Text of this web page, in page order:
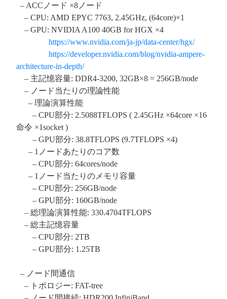
– ACCノード ×8ノード
– CPU: AMD EPYC 7763, 2.45GHz, (64core)×1
– GPU: NVIDIA A100 40GB for HGX ×4
https://www.nvidia.com/ja-jp/data-center/hgx/
https://developer.nvidia.com/blog/nvidia-ampere-
architecture-in-depth/
– 主記憶容量: DDR4-3200, 32GB×8 = 256GB/node
– ノード当たりの理論性能
– 理論演算性能
– CPU部分: 2.5088TFLOPS ( 2.45GHz ×64core ×16
命令 ×1socket )
– GPU部分: 38.8TFLOPS (9.7TFLOPS ×4)
– 1ノードあたりのコア数
– CPU部分: 64cores/node
– 1ノード当たりのメモリ容量
– CPU部分: 256GB/node
– GPU部分: 160GB/node
– 総理論演算性能: 330.4704TFLOPS
– 総主記憶容量
– CPU部分: 2TB
– GPU部分: 1.25TB
– ノード間通信
– トポロジー: FAT-tree